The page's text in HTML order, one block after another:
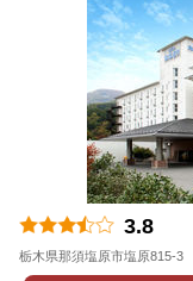
3.8
栃木県那須塩原市塩原815-3